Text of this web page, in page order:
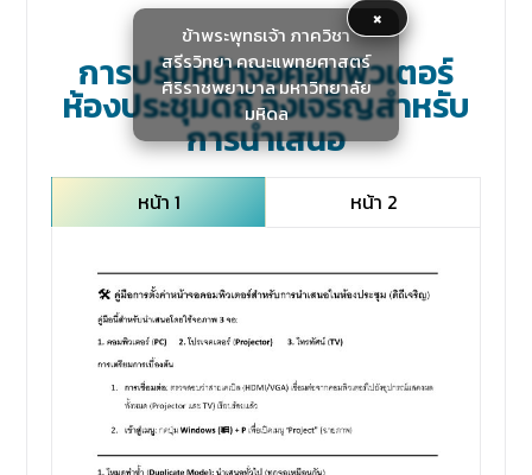
×
ข้าพระพุทธเจ้า ภาควิชา
สรีรวิทยา คณะแพทยศาสตร์
ศิริราชพยาบาล มหาวิทยาลัย
มหิดล
การปรับหน้าจอคอมพิวเตอร์
ห้องประชุมดิถี จึงเจริญสำหรับ
การนำเสนอ
หน้า 1 หน้า 2